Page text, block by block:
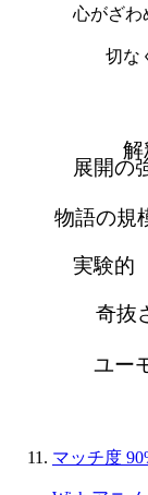
切な
心がざわ
ユー
奇抜
実験的
物語の規
展開の
解
マッチ度